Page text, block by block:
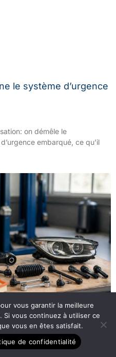
le système d’urgence
on démêle le
embarqué, ce qu’il
vous garantir la meilleure
vous continuez à utiliser ce
vous en êtes satisfait.
de confidentialité